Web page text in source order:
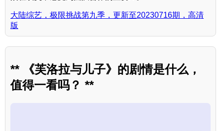
大陆综艺，极限挑战第九季，更新至20230716期，高清
版
** 《芙洛拉与儿子》的剧情是什么，
值得一看吗？ **